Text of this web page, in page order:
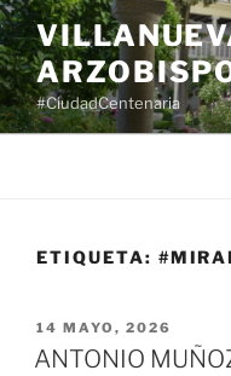
Saltar
al
contenido
#CiudadCentenaria
ETIQUETA:
PUBLICADO
EL
14 MAYO, 2026
ANTONIO